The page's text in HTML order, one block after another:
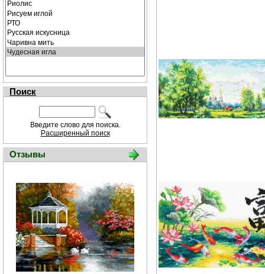
Поиск
Введите слово для поиска.
Расширенный поиск
Отзывы